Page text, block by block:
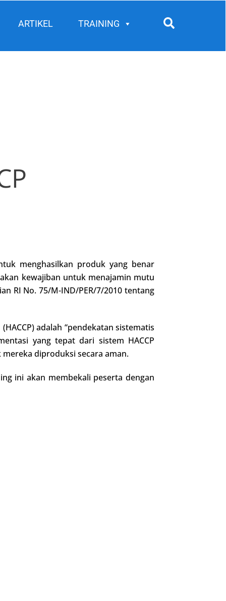
ARTIKEL TRAINING
menghasilkan produk yang benar
kewajiban untuk menajamin mutu
RI No. 75/M-IND/PER/7/2010 tentang
adalah “pendekatan sistematis
yang tepat dari sistem HACCP
diproduksi secara aman.
ini akan membekali peserta dengan